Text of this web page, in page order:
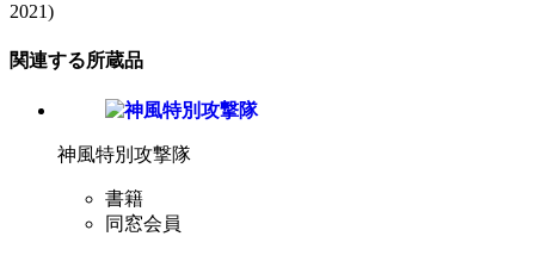
2021)
関連する所蔵品
神風特別攻撃隊
書籍
同窓会員